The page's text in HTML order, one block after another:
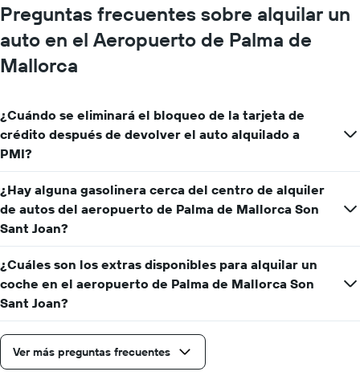
Preguntas frecuentes sobre alquilar un
auto en el Aeropuerto de Palma de
Mallorca
¿Cuándo se eliminará el bloqueo de la tarjeta de
crédito después de devolver el auto alquilado a
PMI?
¿Hay alguna gasolinera cerca del centro de alquiler
de autos del aeropuerto de Palma de Mallorca Son
Sant Joan?
¿Cuáles son los extras disponibles para alquilar un
coche en el aeropuerto de Palma de Mallorca Son
Sant Joan?
Ver más preguntas frecuentes